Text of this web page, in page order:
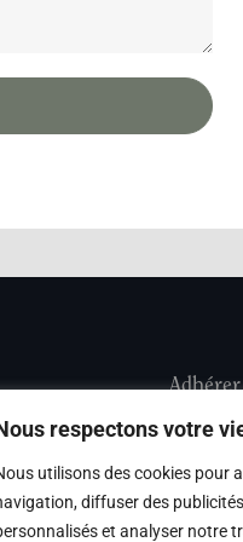
respectons votre
utilisons des cookies pour
diffuser des
et analyser notre
Les Amis de
de la
archives des Amis
Adhérer
Adhésion